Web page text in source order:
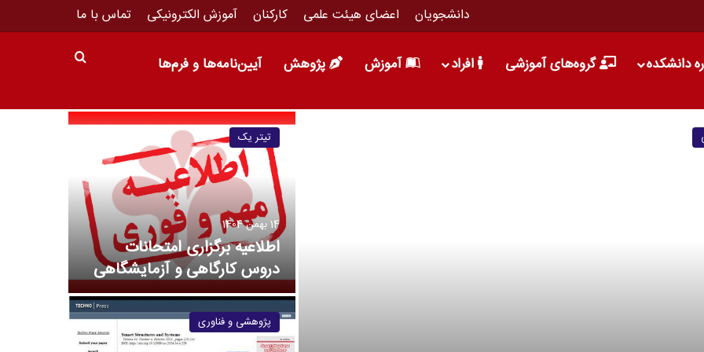
دانشجویان اعضای هیئت علمی کارکنان آموزش الکترونیکی تماس با ما
دانشکده گروه‌های آموزشی افراد آموزش پژوهش آیین‌نامه‌ها و فرم‌ها
تیتر یک
14 بهمن 1404
اطلاعیه برگزاری امتحانات
دروس کارگاهی و آزمایشگاهی
پژوهشی و فناوری